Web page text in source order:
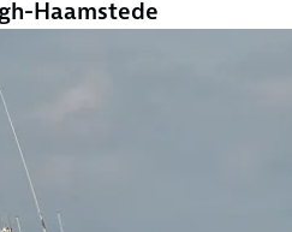
Haamstede